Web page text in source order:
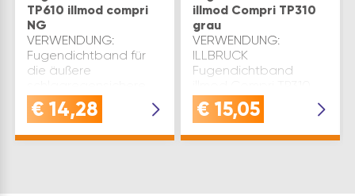
TP610 illmod compri
NG
VERWENDUNG:
Fugendichtband für
die äußere
Abdichtung von
Anschlussfugen im
€ 14,28
illmod Compri TP310
grau
VERWENDUNG:
ILLBRUCK
Fugendichtband
für Bewegungs-,
Fensteranschluss-
€ 15,05